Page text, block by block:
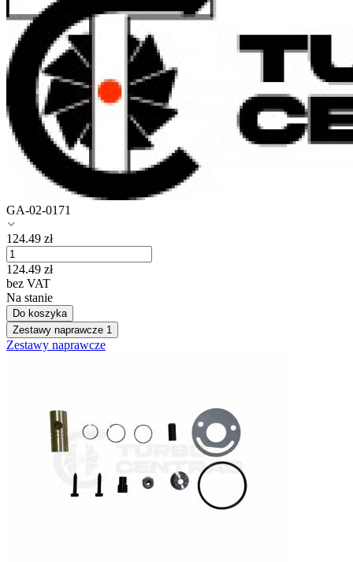
GA-02-0171
124.49 zł
124.49 zł
bez VAT
Na stanie
Do koszyka
Zestawy naprawcze 1
Zestawy naprawcze